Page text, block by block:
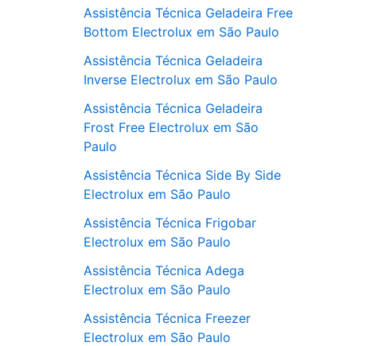
Assistência Técnica Geladeira Free
Bottom Electrolux em São Paulo
Assistência Técnica Geladeira
Inverse Electrolux em São Paulo
Assistência Técnica Geladeira
Frost Free Electrolux em São
Paulo
Assistência Técnica Side By Side
Electrolux em São Paulo
Assistência Técnica Frigobar
Electrolux em São Paulo
Assistência Técnica Adega
Electrolux em São Paulo
Assistência Técnica Freezer
Electrolux em São Paulo